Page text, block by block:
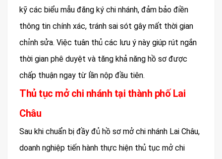
kỹ các biểu mẫu đăng ký chi nhánh, đảm bảo điền
thông tin chính xác, tránh sai sót gây mất thời gian
chỉnh sửa. Việc tuân thủ các lưu ý này giúp rút ngắn
thời gian phê duyệt và tăng khả năng hồ sơ được
chấp thuận ngay từ lần nộp đầu tiên.
Thủ tục mở chi nhánh tại thành phố Lai
Châu
Sau khi chuẩn bị đầy đủ hồ sơ mở chi nhánh Lai Châu,
doanh nghiệp tiến hành thực hiện thủ tục mở chi